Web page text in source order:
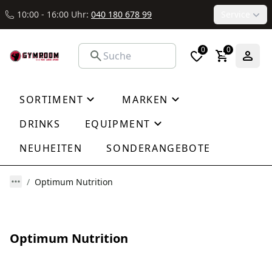
10:00 - 16:00 Uhr: 040 180 678 99
0 0
SORTIMENT
MARKEN
DRINKS
EQUIPMENT
NEUHEITEN
SONDERANGEBOTE
Optimum Nutrition
Optimum Nutrition